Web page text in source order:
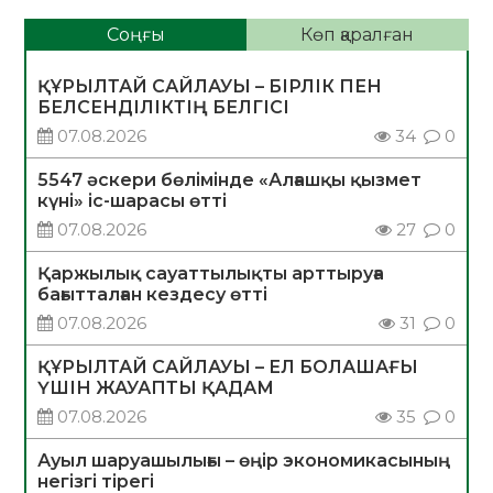
Соңғы Көп қаралған
ҚҰРЫЛТАЙ САЙЛАУЫ – БІРЛІК ПЕН
БЕЛСЕНДІЛІКТІҢ БЕЛГІСІ
07.08.2026
34 0
5547 әскери бөлімінде «Алғашқы қызмет
күні» іс-шарасы өтті
07.08.2026
27 0
Қаржылық сауаттылықты арттыруға
бағытталған кездесу өтті
07.08.2026
31 0
ҚҰРЫЛТАЙ САЙЛАУЫ – ЕЛ БОЛАШАҒЫ
ҮШІН ЖАУАПТЫ ҚАДАМ
07.08.2026
35 0
Ауыл шаруашылығы – өңір экономикасының
негізгі тірегі